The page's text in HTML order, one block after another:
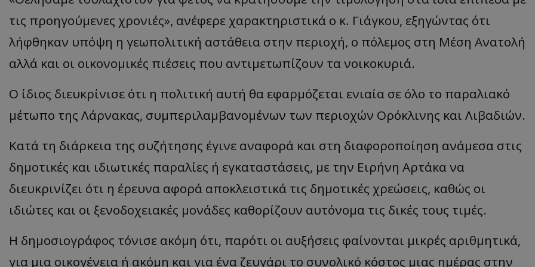
τις προηγούμενες χρονιές», ανέφερε χαρακτηριστικά ο κ. Γιάγκου, εξηγώντας ότι
λήφθηκαν υπόψη η γεωπολιτική αστάθεια στην περιοχή, ο πόλεμος στη Μέση Ανατολή
αλλά και οι οικονομικές πιέσεις που αντιμετωπίζουν τα νοικοκυριά.
Ο ίδιος διευκρίνισε ότι η πολιτική αυτή θα εφαρμόζεται ενιαία σε όλο το παραλιακό
μέτωπο της Λάρνακας, συμπεριλαμβανομένων των περιοχών Ορόκλινης και Λιβαδιών.
Κατά τη διάρκεια της συζήτησης έγινε αναφορά και στη διαφοροποίηση ανάμεσα στις
δημοτικές και ιδιωτικές παραλίες ή εγκαταστάσεις, με την Ειρήνη Αρτάκα να
διευκρινίζει ότι η έρευνα αφορά αποκλειστικά τις δημοτικές χρεώσεις, καθώς οι
ιδιώτες και οι ξενοδοχειακές μονάδες καθορίζουν αυτόνομα τις δικές τους τιμές.
Η δημοσιογράφος τόνισε ακόμη ότι, παρότι οι αυξήσεις φαίνονται μικρές αριθμητικά,
για μια οικογένεια ή ακόμη και για ένα ζευγάρι το συνολικό κόστος μιας ημέρας στην
ASP.NET_SessionId
Microsoft Corporation
themasports.tothemaonline.com
συνεδρία
Αυτό το cookie
Doubleclick και
με τον οποίο ο
χρησιμοποιεί
VISITOR_PRIVACY_METADATA
YouTube
.youtube.com
5 μήνες 4
εβδομάδες
Αυτό το cookie
για να
συγκατάθεση
επιλογές
σχετικά με τη
επισκέπτη
.onesignal.com
δευτερόλεπτα
κάνει έγκυρες
τη χρήση του
__cf_bm
Cloudflare Inc.
29 λεπτά 59
Αυτό το cookie